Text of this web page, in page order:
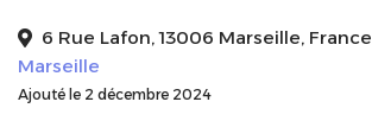
6 Rue Lafon, 13006 Marseille, France
Marseille
Ajouté le 2 décembre 2024